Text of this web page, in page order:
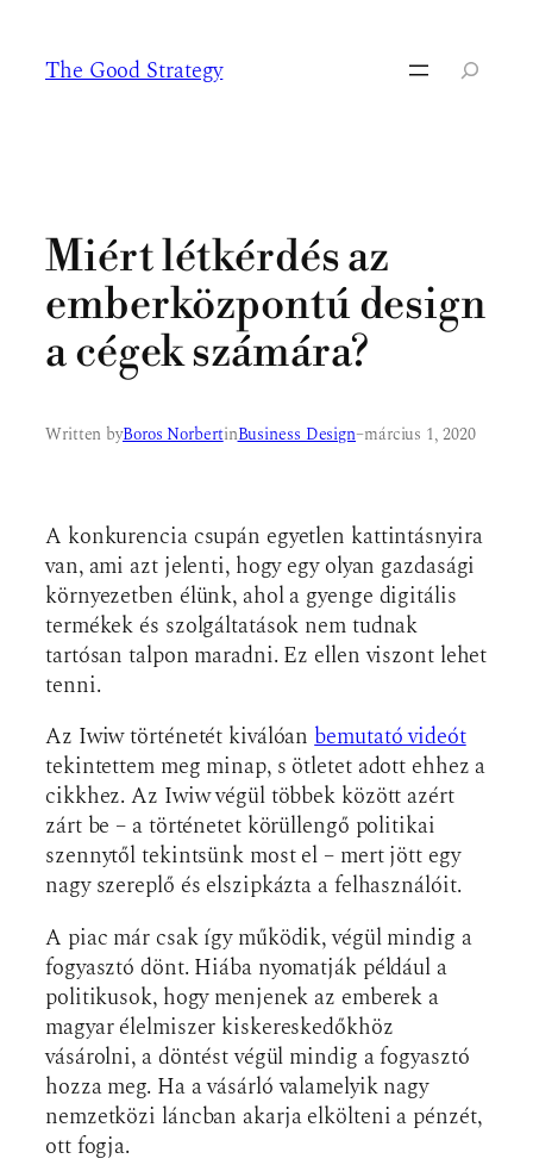
tartalomhoz
The Good Strategy Keresés
Miért létkérdés az
emberközpontú design
a cégek számára?
Written byBoros NorbertinBusiness Design–március 1, 2020
A konkurencia csupán egyetlen kattintásnyira
van, ami azt jelenti, hogy egy olyan gazdasági
környezetben élünk, ahol a gyenge digitális
termékek és szolgáltatások nem tudnak
tartósan talpon maradni. Ez ellen viszont lehet
tenni.
Az Iwiw történetét kiválóanbemutató videót
tekintettem meg minap, s ötletet adott ehhez a
cikkhez. Az Iwiw végül többek között azért
zárt be – a történetet körüllengő politikai
szennytől tekintsünk most el – mert jött egy
nagy szereplő és elszipkázta a felhasználóit.
A piac már csak így működik, végül mindig a
fogyasztó dönt. Hiába nyomatják például a
politikusok, hogy menjenek az emberek a
magyar élelmiszer kiskereskedőkhöz
vásárolni, a döntést végül mindig a fogyasztó
hozza meg. Ha a vásárló valamelyik nagy
nemzetközi láncban akarja elkölteni a pénzét,
ott fogja.